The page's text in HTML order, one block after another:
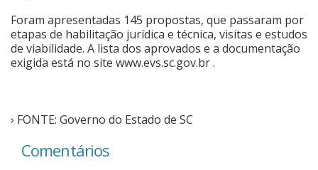
Foram apresentadas 145 propostas, que passaram por
etapas de habilitação jurídica e técnica, visitas e estudos
de viabilidade. A lista dos aprovados e a documentação
exigida está no site www.evs.sc.gov.br.
› FONTE: Governo do Estado de SC
Comentários